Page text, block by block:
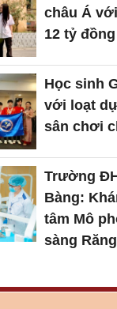
châu Á
12 tỷ đồng
Học sinh
với loạt
sân chơi
Trường
Bàng:
tâm Mô
sàng